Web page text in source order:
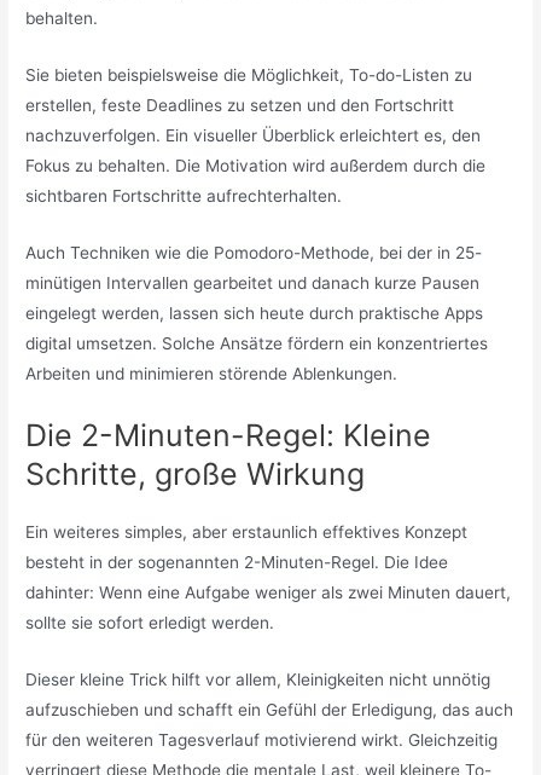
behalten.
Sie bieten beispielsweise die Möglichkeit, To-do-Listen zu
erstellen, feste Deadlines zu setzen und den Fortschritt
nachzuverfolgen. Ein visueller Überblick erleichtert es, den
Fokus zu behalten. Die Motivation wird außerdem durch die
sichtbaren Fortschritte aufrechterhalten.
Auch Techniken wie die Pomodoro-Methode, bei der in 25-
minütigen Intervallen gearbeitet und danach kurze Pausen
eingelegt werden, lassen sich heute durch praktische Apps
digital umsetzen. Solche Ansätze fördern ein konzentriertes
Arbeiten und minimieren störende Ablenkungen.
Die 2-Minuten-Regel: Kleine
Schritte, große Wirkung
Ein weiteres simples, aber erstaunlich effektives Konzept
besteht in der sogenannten 2-Minuten-Regel. Die Idee
dahinter: Wenn eine Aufgabe weniger als zwei Minuten dauert,
sollte sie sofort erledigt werden.
Dieser kleine Trick hilft vor allem, Kleinigkeiten nicht unnötig
aufzuschieben und schafft ein Gefühl der Erledigung, das auch
für den weiteren Tagesverlauf motivierend wirkt. Gleichzeitig
verringert diese Methode die mentale Last, weil kleinere To-